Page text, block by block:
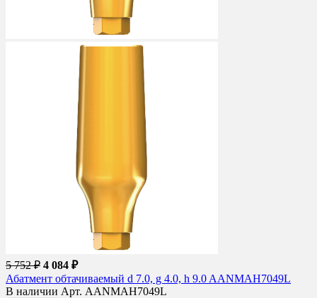
5 752 ₽ 4 084 ₽
Абатмент обтачиваемый d 7.0, g 4.0, h 9.0 AANMAH7049L
В наличии Арт. AANMAH7049L